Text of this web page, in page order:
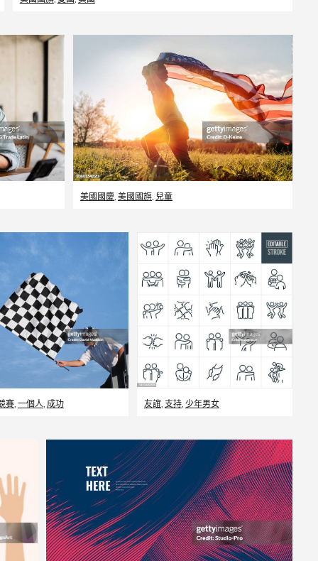
美國國慶 美國國旗 兒童
賽, 一個人 成功 友誼, 支持, 少年男女